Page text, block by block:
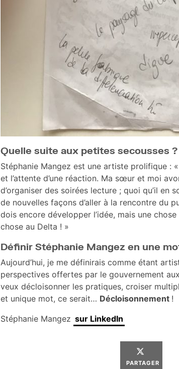
Quelle suite aux petites secousses ?
Stéphanie Mangez est une artiste prolifique :
et l’attente d’une réaction. Ma sœur et moi
d’organiser des soirées lecture ; quoi qu’il en
de nouvelles façons d’aller à la rencontre du
dois encore développer l’idée, mais une
chose au Delta ! »
Définir Stéphanie Mangez en une
Aujourd’hui, je me définirais comme étant
perspectives offertes par le gouvernement
veux décloisonner les pratiques, croiser
et unique mot, ce serait… Décloisonnement !
Stéphanie Mangez sur LinkedIn
PARTAGER